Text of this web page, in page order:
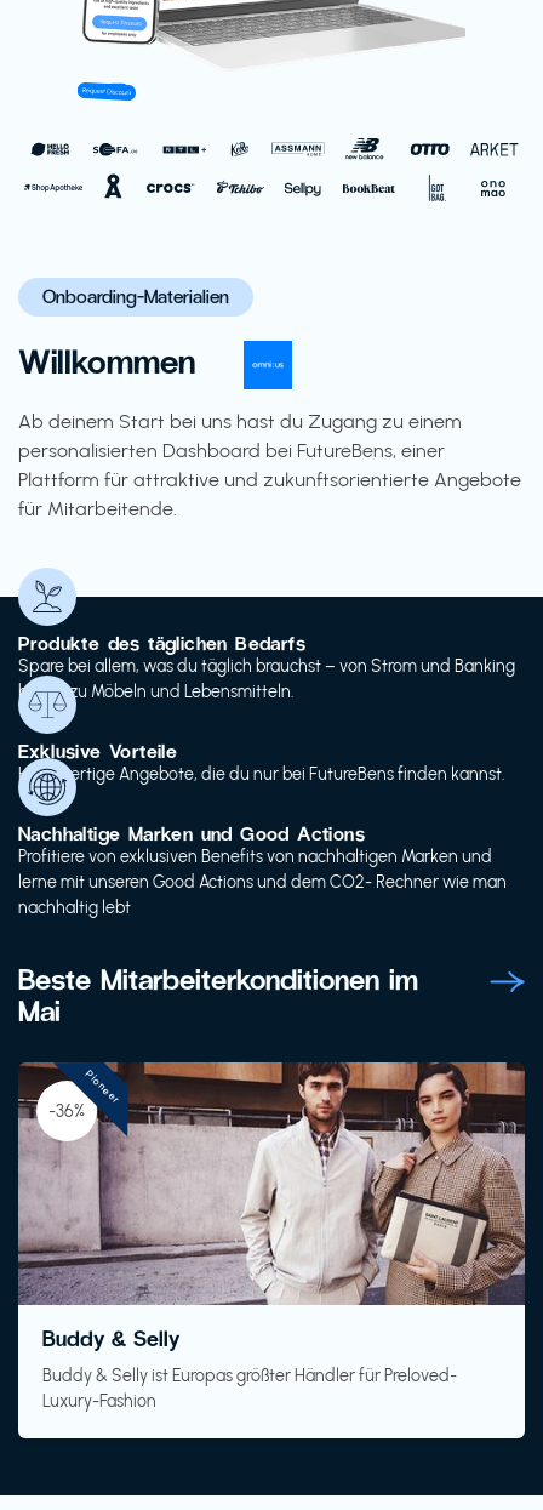
Onboarding-Materialien
Willkommen
Ab deinem Start bei uns hast du Zugang zu einem
personalisierten Dashboard bei FutureBens, einer
Plattform für attraktive und zukunftsorientierte Angebote
für Mitarbeitende.
Produkte des täglichen Bedarfs
Spare bei allem, was du täglich brauchst – von Strom und Banking
bis hin zu Möbeln und Lebensmitteln.
Exklusive Vorteile
Hochwertige Angebote, die du nur bei FutureBens finden kannst.
Nachhaltige Marken und Good Actions
Profitiere von exklusiven Benefits von nachhaltigen Marken und
lerne mit unseren Good Actions und dem CO2- Rechner wie man
nachhaltig lebt
Beste Mitarbeiterkonditionen im
Mai
-36%
Buddy & Selly
Buddy & Selly ist Europas größter Händler für Preloved-
Luxury-Fashion
Pioneer